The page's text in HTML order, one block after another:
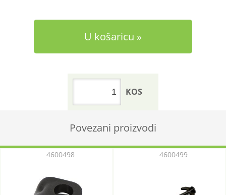
U košaricu
KOS
Povezani proizvodi
4600498 4600499